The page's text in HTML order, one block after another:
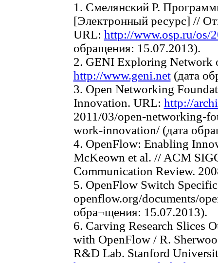
1. Смелянский Р.
[Электронный ресурс] //
URL: http://www.osp.ru/os/
обращения: 15.07.2013).
2. GENI Exploring Network
http://www.geni.net(дата
3. Open Networking
Innovation. URL: http://
2011/03/open-networking-
work-innovation/ (дата
4. OpenFlow: Enabling
McKeown et al. // ACM
Communication Review.
5. OpenFlow Switch
openflow.org/documents/
обра¬щения: 15.07.2013).
6. Carving Research Slices
with OpenFlow / R.
R&D Lab. Stanford